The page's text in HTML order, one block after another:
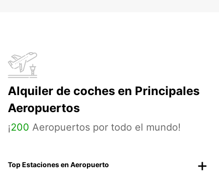
Alquiler de coches en Principales
Aeropuertos
¡200 Aeropuertos por todo el mundo!
Top Estaciones en Aeropuerto